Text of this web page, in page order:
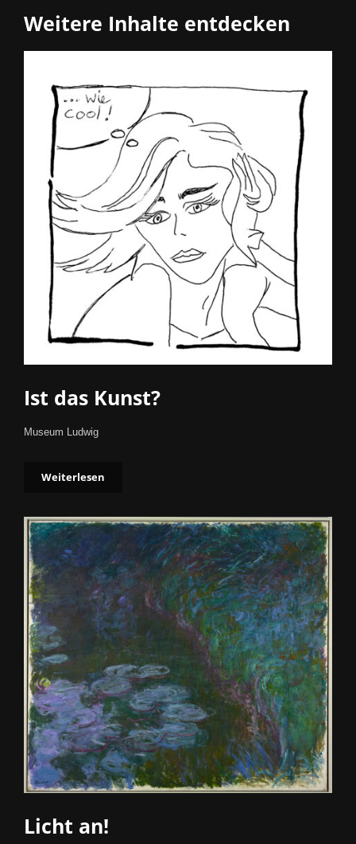
Weitere Inhalte entdecken
Ist das Kunst?
Museum Ludwig
Weiterlesen
Licht an!